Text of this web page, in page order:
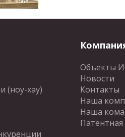
(ноу-хау)
Объекты
Новости
Контакты
Наша
Наша
Патентная